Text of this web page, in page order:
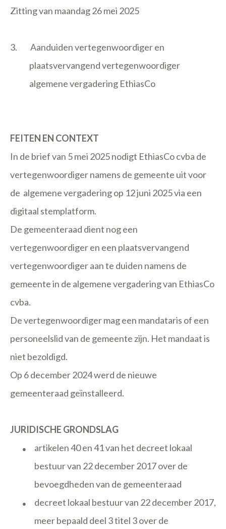
Zitting van maandag 26 mei 2025
3.
Aanduiden vertegenwoordiger en
plaatsvervangend vertegenwoordiger
algemene vergadering EthiasCo
FEITEN EN CONTEXT
In de brief van 5 mei 2025 nodigt EthiasCo cvba de
vertegenwoordiger namens de gemeente uit voor
de algemene vergadering op 12 juni 2025 via een
digitaal stemplatform.
De gemeenteraad dient nog een
vertegenwoordiger en een plaatsvervangend
vertegenwoordiger aan te duiden namens de
gemeente in de algemene vergadering van EthiasCo
cvba.
De vertegenwoordiger mag een mandataris of een
personeelslid van de gemeente zijn. Het mandaat is
niet bezoldigd.
Op 6 december 2024 werd de nieuwe
gemeenteraad geïnstalleerd.
JURIDISCHE GRONDSLAG
●
artikelen 40 en 41 van het decreet lokaal
bestuur van 22 december 2017 over de
bevoegdheden van de gemeenteraad
●
decreet lokaal bestuur van 22 december 2017,
meer bepaald deel 3 titel 3 over de